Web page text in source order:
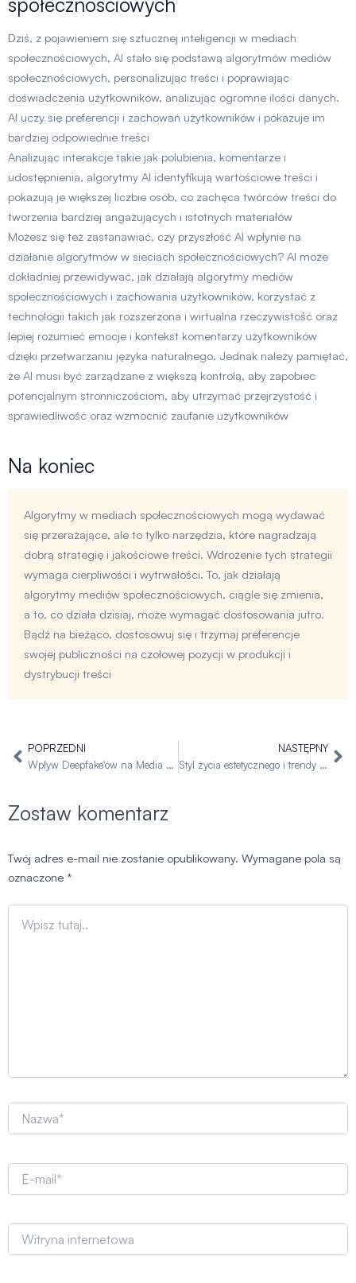
Dziś, z pojawieniem się sztucznej inteligencji w mediach
społecznościowych, AI stało się podstawą algorytmów mediów
społecznościowych, personalizując treści i poprawiając
doświadczenia użytkowników, analizując ogromne ilości danych.
AI uczy się preferencji i zachowań użytkowników i pokazuje im
bardziej odpowiednie treści
Analizując interakcje takie jak polubienia, komentarze i
udostępnienia, algorytmy AI identyfikują wartościowe treści i
pokazują je większej liczbie osób, co zachęca twórców treści do
tworzenia bardziej angażujących i istotnych materiałów
Możesz się też zastanawiać, czy przyszłość AI wpłynie na
działanie algorytmów w sieciach społecznościowych? AI może
dokładniej przewidywać, jak działają algorytmy mediów
społecznościowych i zachowania użytkowników, korzystać z
technologii takich jak rozszerzona i wirtualna rzeczywistość oraz
lepiej rozumieć emocje i kontekst komentarzy użytkowników
dzięki przetwarzaniu języka naturalnego. Jednak należy pamiętać,
że AI musi być zarządzane z większą kontrolą, aby zapobiec
potencjalnym stronniczościom, aby utrzymać przejrzystość i
sprawiedliwość oraz wzmocnić zaufanie użytkowników
Na koniec
Algorytmy w mediach społecznościowych mogą wydawać
się przerażające, ale to tylko narzędzia, które nagradzają
dobrą strategię i jakościowe treści. Wdrożenie tych strategii
wymaga cierpliwości i wytrwałości. To, jak działają
algorytmy mediów społecznościowych, ciągle się zmienia,
a to, co działa dzisiaj, może wymagać dostosowania jutro.
Bądź na bieżąco, dostosowuj się i trzymaj preferencje
swojej publiczności na czołowej pozycji w produkcji i
dystrybucji treści
PrevPOPRZEDNI
Wpływ Deepfake'ów na Media Społecznościowe: Szokujące Prawdy o Deepfake'ach
NASTĘPNY
Styl życia estetycznego i trendy cottagecore w mediach społecznościowych
Zostaw komentarz
Twój adres e-mail nie zostanie opublikowany. Wymagane pola są
oznaczone *
Wpisz
tutaj..
E-
mail*
Witryna
internetowa